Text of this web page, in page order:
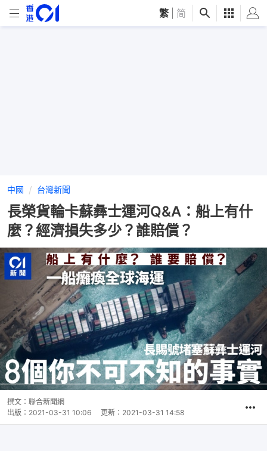
繁 简
中國 台灣新聞
長榮貨輪卡蘇彝士運河Q&A：船上有什
麼？經濟損失多少？誰賠償？
撰文： 聯合新聞網
出版： 2021-03-31 10:06 更新： 2021-03-31 14:58